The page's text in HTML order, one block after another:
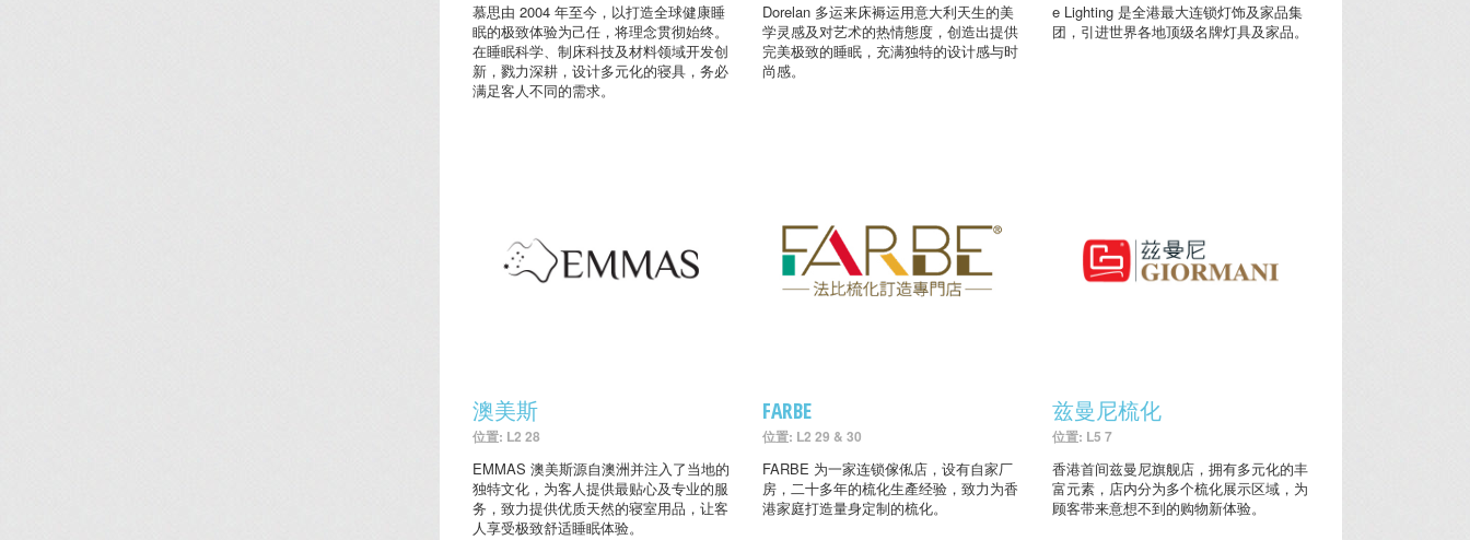
慕思由 2004 年至今，以打造全球健康睡
眠的极致体验为己任，将理念贯彻始终。
在睡眠科学、制床科技及材料领域开发创
新，戮力深耕，设计多元化的寝具，务必
满足客人不同的需求。
Dorelan 多运来床褥运用意大利天生的美
学灵感及对艺术的热情態度，创造出提供
完美极致的睡眠，充满独特的设计感与时
尚感。
e Lighting 是全港最大连锁灯饰及家品集
团，引进世界各地顶级名牌灯具及家品。
澳美斯
位置: L2 28
EMMAS 澳美斯源自澳洲并注入了当地的
独特文化，为客人提供最贴心及专业的服
务，致力提供优质天然的寝室用品，让客
人享受极致舒适睡眠体验。
FARBE
位置: L2 29 & 30
FARBE 为一家连锁傢俬店，设有自家厂
房，二十多年的梳化生產经验，致力为香
港家庭打造量身定制的梳化。
兹曼尼梳化
位置: L5 7
香港首间兹曼尼旗舰店，拥有多元化的丰
富元素，店内分为多个梳化展示区域，为
顾客带来意想不到的购物新体验。